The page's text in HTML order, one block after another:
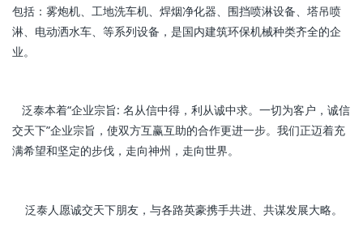
包括：雾炮机、工地洗车机、焊烟净化器、围挡喷淋设备、塔吊喷
淋、电动洒水车、等系列设备，是国内建筑环保机械种类齐全的企
业。
泛泰本着“企业宗旨: 名从信中得，利从诚中求。一切为客户，诚信
交天下”企业宗旨，使双方互赢互助的合作更进一步。我们正迈着充
满希望和坚定的步伐，走向神州，走向世界。
泛泰人愿诚交天下朋友，与各路英豪携手共进、共谋发展大略。